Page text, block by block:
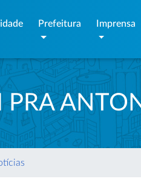
Prefeitura Imprensa
PRA